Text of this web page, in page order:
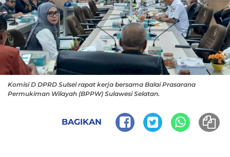
Komisi D DPRD Sulsel rapat kerja bersama Balai Prasarana
Permukiman Wilayah (BPPW) Sulawesi Selatan.
BAGIKAN